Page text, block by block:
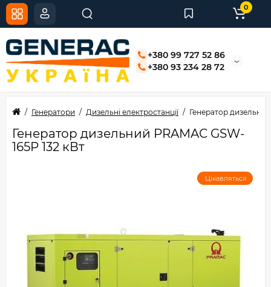
+380 99 727 52 86
+380 93 234 28 72
0
Генератори Дизельні електростанції Генератор
Генератор дизельний PRAMAC GSW-
165P 132 кВт
Цікавляться